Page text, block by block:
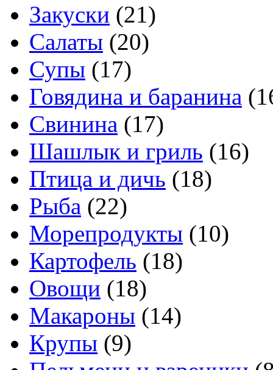
Закуски (21)
Салаты (20)
Супы (17)
Говядина и баранина
Свинина (17)
Шашлык и гриль (16)
Птица и дичь (18)
Рыба (22)
Морепродукты (10)
Картофель (18)
Овощи (18)
Макароны (14)
Крупы (9)